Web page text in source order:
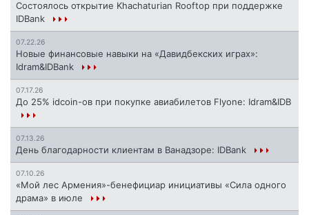
Состоялось открытие Khachaturian Rooftop при поддержке
IDBank
07.22.26
Новые финансовые навыки на «Давидбекских играх»:
Idram&IDBank
07.17.26
До 25% idcoin-ов при покупке авиабилетов Flyone: Idram&IDB
07.13.26
День благодарности клиентам в Ванадзоре: IDBank
07.10.26
«Мой лес Армения»-бенефициар инициативы «Сила одного
драма» в июле